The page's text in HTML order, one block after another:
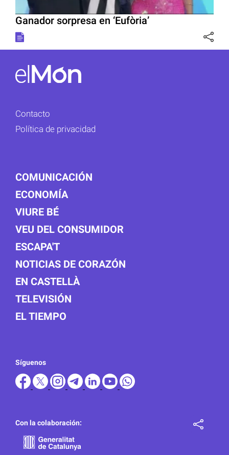
Ganador sorpresa en ‘Eufòria’
Contacto
Política de privacidad
COMUNICACIÓN
ECONOMÍA
VIURE BÉ
VEU DEL CONSUMIDOR
ESCAPA'T
NOTICIAS DE CORAZÓN
EN CASTELLÀ
TELEVISIÓN
EL TIEMPO
Síguenos
Con la colaboración: